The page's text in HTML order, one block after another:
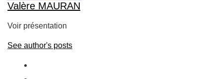
Valère MAURAN
Voir présentation
See author's posts